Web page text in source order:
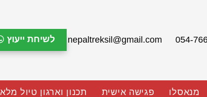
nepaltreksil@gmail.com לשיחת ייעוץ
מנאסלו פגישה אישית תכנון וארגון טיול מלא